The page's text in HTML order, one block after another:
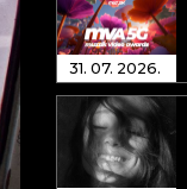
31. 07. 2026.